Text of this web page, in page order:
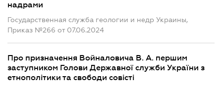
надрами
Государственная служба геологии и недр Украины,
Приказ №266 от 07.06.2024
Про призначення Войналовича В. А. першим
заступником Голови Державної служби України з
етнополітики та свободи совісті